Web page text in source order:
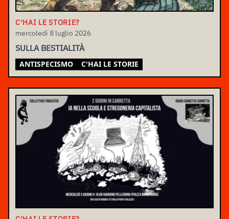
C’HAI LE STORIE?
mercoledì 8 luglio 2026
SULLA BESTIALITÀ
ANTISPECISMO C'HAI LE STORIE